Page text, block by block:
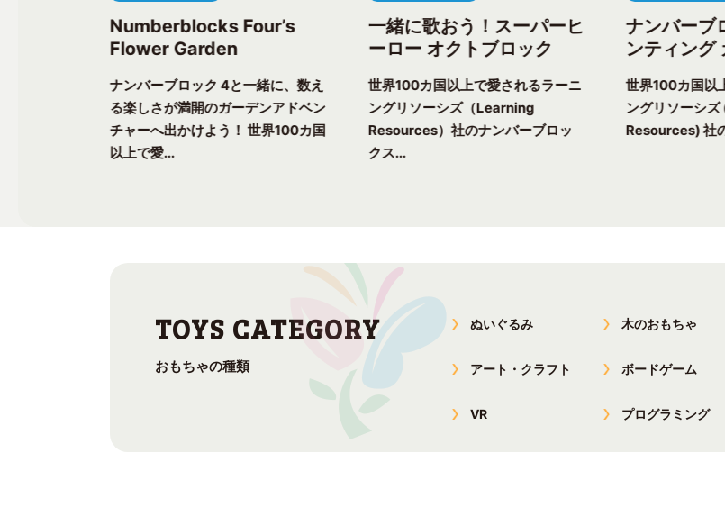
Numberblocks Four’s
Flower Garden
ナンバーブロック 4と一緒に、数え
る楽しさが満開のガーデンアドベン
チャーへ出かけよう！ 世界100カ国
以上で愛...
一緒に歌おう！スーパーヒ
ーロー オクトブロック
世界100カ国以上で愛されるラーニ
ングリソーシズ（Learning
Resources）社のナンバーブロッ
クス...
ナンバーブ
ンティング
世界100カ国以
ングリソーシ
Resources) 社
おもちゃの種類
ぬいぐるみ 木のおもちゃ
アート・クラフト ボードゲーム
VR プログラミング